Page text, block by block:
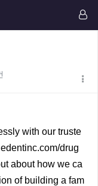
with our truste
drug
about how we ca
of building a fam